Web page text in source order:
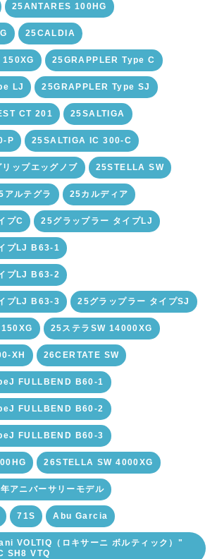
25ANTARES 100HG
25CALDIA
25GRAPPLER Type C
LJ 25GRAPPLER Type SJ
CT 201 25SALTIGA
P 25SALTIGA IC 300-C
ップエッグノブ 25STELLA SW
アルテグラ 25カルディア
プC 25グラップラー タイプLJ
プLJ B63-1
プLJ B63-2
プLJ B63-3 25グラップラー タイプSJ
25ステラSW 14000XG
XH 26CERTATE SW
FULLBEND B60-1
FULLBEND B60-2
FULLBEND B60-3
26STELLA SW 4000XG
アニバーサリーモデル
71S Abu Garcia
VOLTIQ（ロキサーニ ボルティック）"
SH8 VTQ